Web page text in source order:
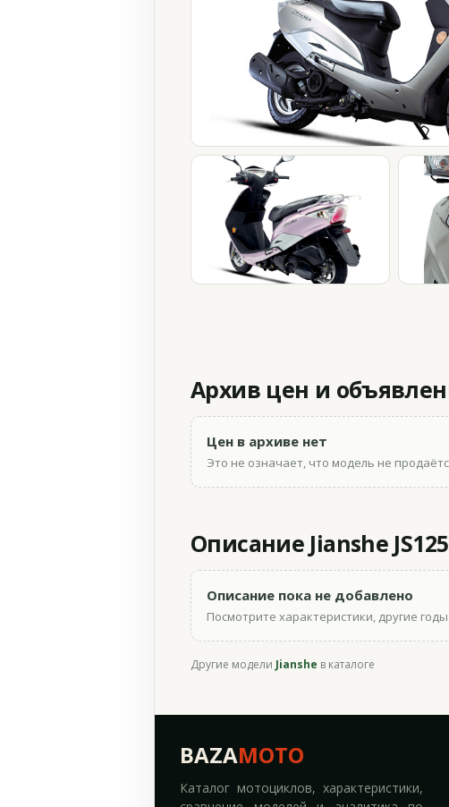
Архив цен и
Цен в архиве нет
Это не означает, что модель не
Описание Jianshe
Описание пока не добавлено
Посмотрите характеристики, другие
Другие модели Jianshe в каталоге
BAZAMOTO
Каталог мотоциклов, характеристики,